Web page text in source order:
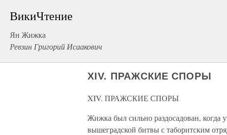
ВикиЧтение
Ян Жижка
Ревзин Григорий Исаакович
XIV. ПРАЖСКИЕ СПОРЫ
XIV. ПРАЖСКИЕ СПОРЫ
Жижка был сильно раздосадован, когда
вышеградской битвы с таборитским